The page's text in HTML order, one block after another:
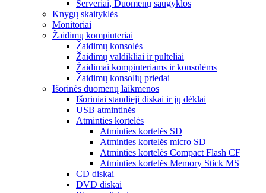
Serveriai, Duomenų saugyklos
Knygų skaityklės
Monitoriai
Žaidimų kompiuteriai
Žaidimų konsolės
Žaidimų valdikliai ir pulteliai
Žaidimai kompiuteriams ir konsolėms
Žaidimų konsolių priedai
Išorinės duomenų laikmenos
Išoriniai standieji diskai ir jų dėklai
USB atmintinės
Atminties kortelės
Atminties kortelės SD
Atminties kortelės micro SD
Atminties kortelės Compact Flash CF
Atminties kortelės Memory Stick MS
CD diskai
DVD diskai